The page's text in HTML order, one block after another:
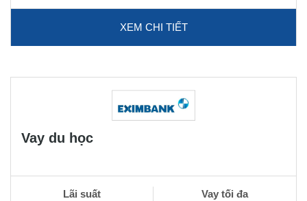
XEM CHI TIẾT
Vay du học
Lãi suất Vay tối đa